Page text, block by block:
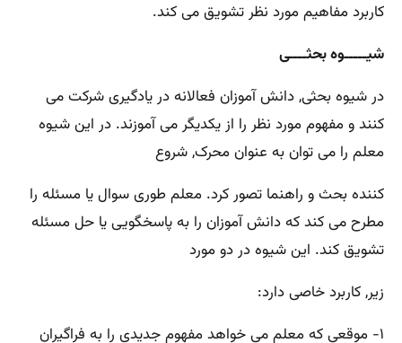
کاربرد مفاهیم مورد نظر تشویق می کند.
شیـــــوه بحثــــی
در شیوه بحثی, دانش آموزان فعالانه در یادگیری شرکت می
کنند و مفهوم مورد نظر را از یکدیگر می آموزند. در این شیوه
معلم را می توان به عنوان محرک, شروع
کننده بحث و راهنما تصور کرد. معلم طوری سوال یا مسئله را
مطرح می کند که دانش آموزان را به پاسخگویی یا حل مسئله
تشویق کند. این شیوه در دو مورد
زیر, کاربرد خاصی دارد:
۱- موقعی که معلم می خواهد مفهوم جدیدی را به فراگیران